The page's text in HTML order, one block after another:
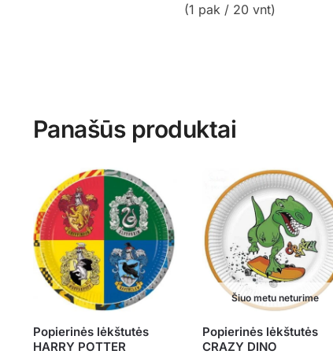
(1 pak / 20 vnt)
Panašūs produktai
Popierinės lėkštutės
HARRY POTTER
Šiuo metu neturime
Popierinės lėkštutės
CRAZY DINO